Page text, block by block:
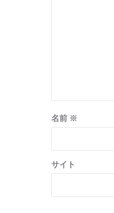
名前 ※
サイト